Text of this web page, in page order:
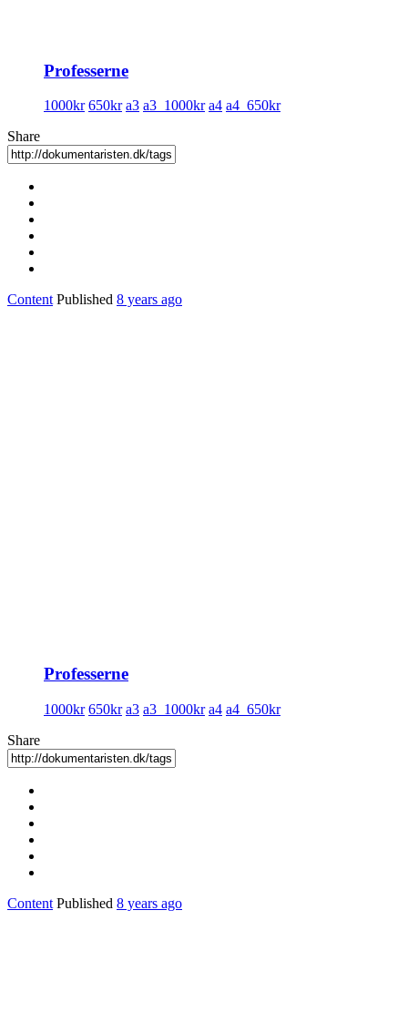
Professerne
1000kr 650kr a3 a3_1000kr a4 a4_650kr
Share
Content Published 8 years ago
Professerne
1000kr 650kr a3 a3_1000kr a4 a4_650kr
Share
Content Published 8 years ago